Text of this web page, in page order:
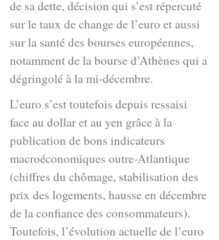
de sa dette, décision qui s’est répercuté
sur le taux de change de l’euro et aussi
sur la santé des bourses européennes,
notamment de la bourse d’Athènes qui a
dégringolé à la mi-décembre.
L’euro s’est toutefois depuis ressaisi
face au dollar et au yen grâce à la
publication de bons indicateurs
macroéconomiques outre-Atlantique
(chiffres du chômage, stabilisation des
prix des logements, hausse en décembre
de la confiance des consommateurs).
Toutefois, l’évolution actuelle de l’euro